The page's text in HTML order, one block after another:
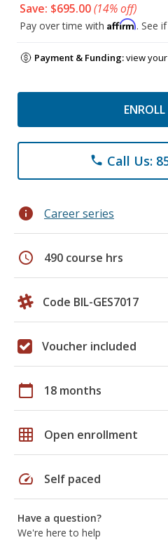
Save: $695.00(14% off)
Pay over time with Affirm. See
Payment & Funding:view
phone Call Us:
info Career series
schedule 490 course hrs
Code BIL-GES7017
Voucher included
calendar_today 18 months
grid_on Open enrollment
speed Self paced
Have a question?
We're here to help